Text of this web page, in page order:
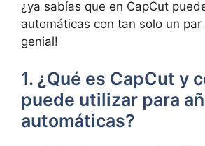
¿ya sabías que en CapCut
automáticas ⁣con tan solo un par
genial!
1. ¿Qué es CapCut y‍
puede utilizar ‍para
automáticas?